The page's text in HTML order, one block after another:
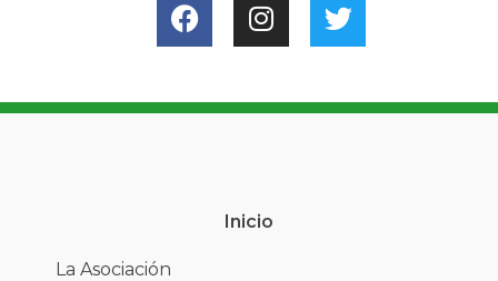
Inicio
La Asociación